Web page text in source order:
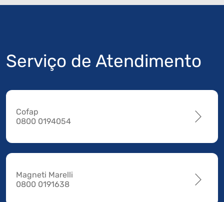
Serviço de Atendimento
Cofap
0800 0194054
Magneti Marelli
0800 0191638